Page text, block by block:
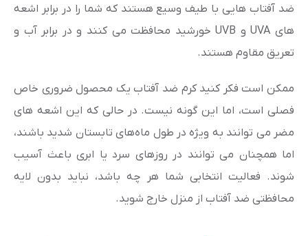
ضد آفتاب هایی با طیف وسیع هستند که شما را در برابر اشعه
های UVA و UVB خورشید محافظت می کنند و در برابر آب و
تعریق مقاوم هستند.
ممکن است فکر کنید کرم ضد آفتاب یک محصول ضروری خاص
فصلی است، اما این گونه نیست. در حالی که این اشعه های
مضر می توانند به ویژه در طول ماه‌های تابستان شدید باشند،
اما همچنان می توانند در روزهای سرد یا ابری باعث آسیب
شوند. فعالیت انتخابی شما هر چه باشد، نباید بدون لایه
محافظتی ضد آفتاب از منزل خارج شوید.